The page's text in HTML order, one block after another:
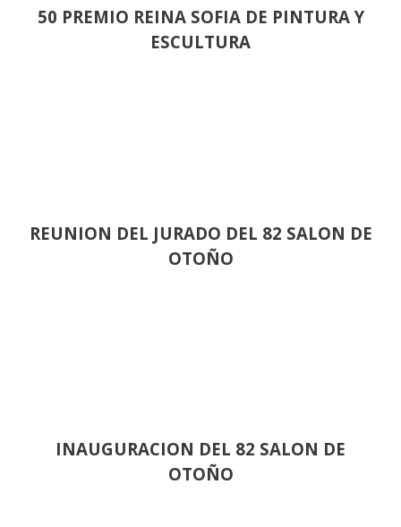
50 PREMIO REINA SOFIA DE PINTURA Y
ESCULTURA
REUNION DEL JURADO DEL 82 SALON DE
OTOÑO
INAUGURACION DEL 82 SALON DE
OTOÑO